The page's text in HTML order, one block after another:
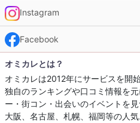
Instagram
Facebook
オミカレとは？
オミカレは2012年にサービスを開
独自のランキングや口コミ情報を
ー・街コン・出会いのイベントを
大阪、名古屋、札幌、福岡等の人